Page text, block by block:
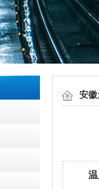
安徽